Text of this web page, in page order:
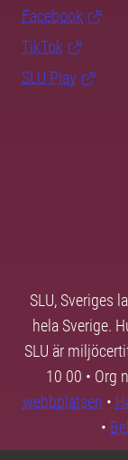
Facebook
TikTok
SLU Play
SLU, Sveriges
hela Sverige.
SLU är
10 00 • Org
webbplatsen •
•